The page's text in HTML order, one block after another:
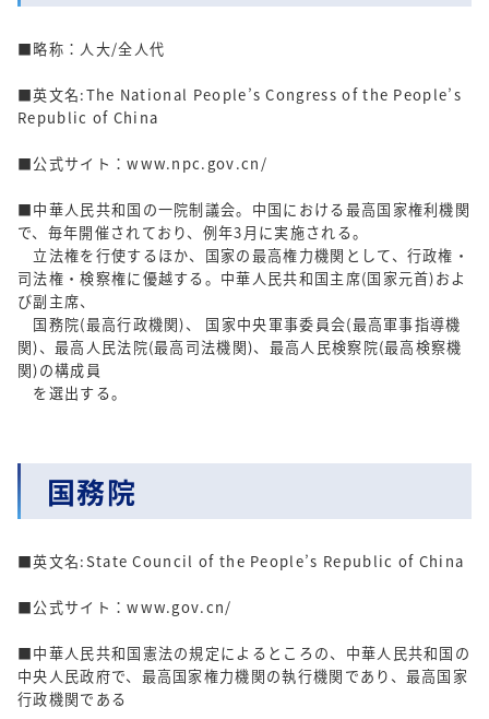
■略称：人大/全人代
■英文名:The National People’s Congress of the People’s
Republic of China
■公式サイト：www.npc.gov.cn/
■中華人民共和国の一院制議会。中国における最高国家権利機関
で、毎年開催されており、例年3月に実施される。
立法権を行使するほか、国家の最高権力機関として、行政権・
司法権・検察権に優越する。中華人民共和国主席(国家元首)およ
び副主席、
国務院(最高行政機関)、 国家中央軍事委員会(最高軍事指導機
関)、最高人民法院(最高司法機関)、最高人民検察院(最高検察機
関)の構成員
を選出する。
国務院
■英文名:State Council of the People’s Republic of China
■公式サイト：www.gov.cn/
■中華人民共和国憲法の規定によるところの、中華人民共和国の
中央人民政府で、最高国家権力機関の執行機関であり、最高国家
行政機関である